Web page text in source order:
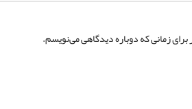
زمانی که دوباره دیدگاهی می‌نویسم.